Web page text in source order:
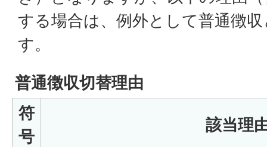
する場合は、例外として普通徴
す。
普通徴収切替理由
符
号
該当理